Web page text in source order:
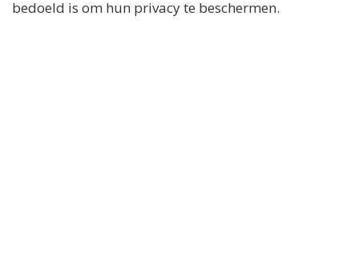
bedoeld is om hun privacy te beschermen.